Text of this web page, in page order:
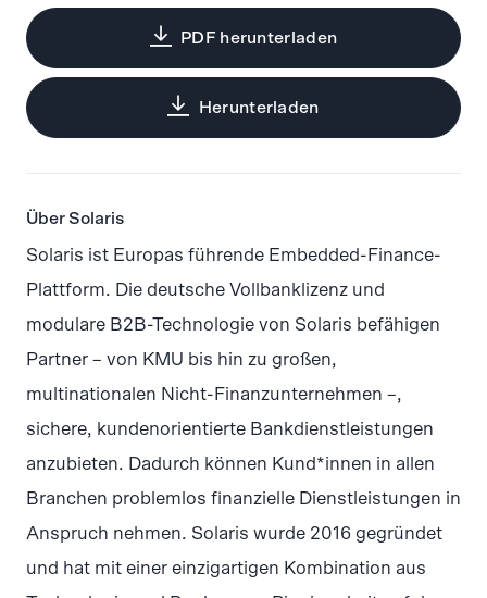
PDF herunterladen
Herunterladen
Über Solaris
Solaris ist Europas führende Embedded-Finance-
Plattform. Die deutsche Vollbanklizenz und
modulare B2B-Technologie von Solaris befähigen
Partner – von KMU bis hin zu großen,
multinationalen Nicht-Finanzunternehmen –,
sichere, kundenorientierte Bankdienstleistungen
anzubieten. Dadurch können Kund*innen in allen
Branchen problemlos finanzielle Dienstleistungen in
Anspruch nehmen. Solaris wurde 2016 gegründet
und hat mit einer einzigartigen Kombination aus